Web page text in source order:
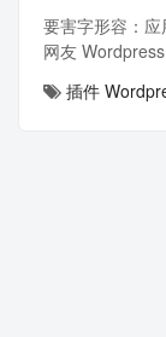
要害字形容：
网友
插件